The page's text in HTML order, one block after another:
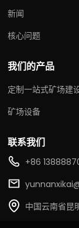
新闻
核心问题
我们的产品
定制一站式矿场建
矿场设备
联系我们
+86
中国云南省昆